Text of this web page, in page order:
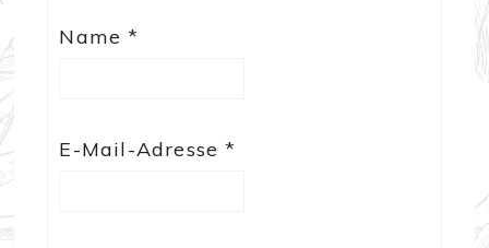
Name*
E-Mail-Adresse*